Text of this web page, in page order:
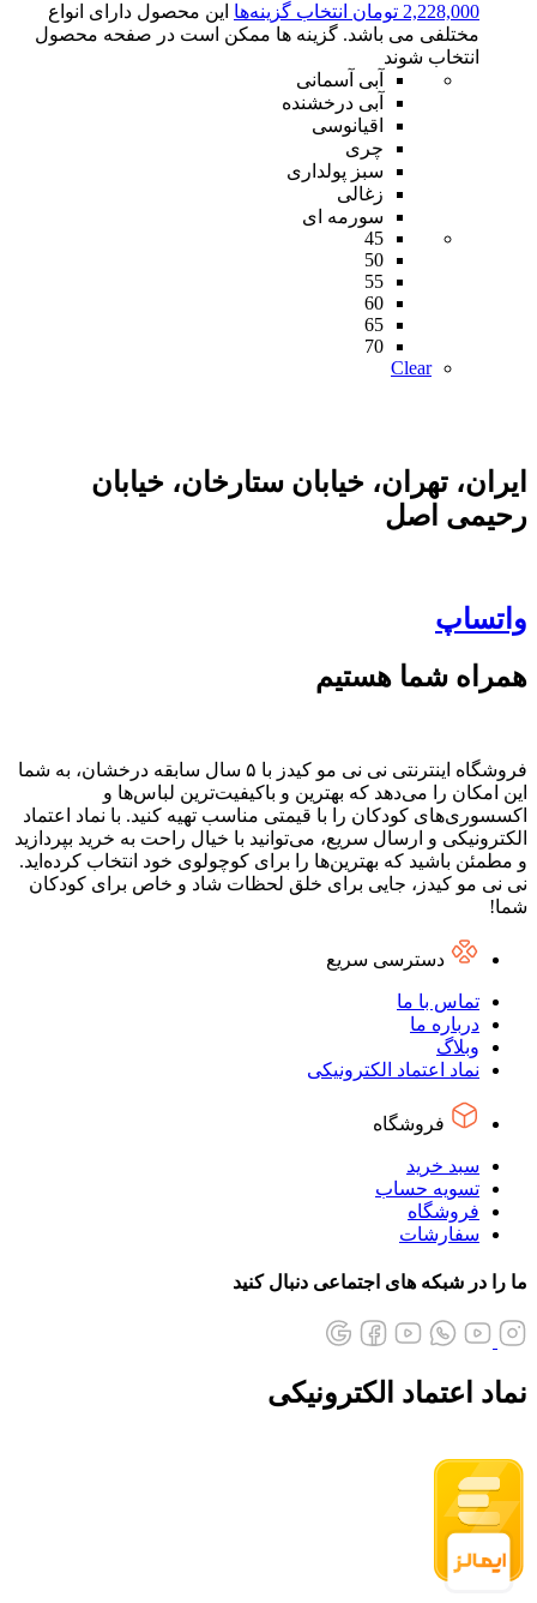
2,228,000 تومان انتخاب گزینه‌ها این محصول دارای انواع
مختلفی می باشد. گزینه ها ممکن است در صفحه محصول
انتخاب شوند
آبی آسمانی
آبی درخشنده
اقیانوسی
چری
سبز پولداری
زغالی
سورمه ای
45
50
55
60
65
70
Clear
ایران، تهران، خیابان ستارخان، خیابان
رحیمی اصل
واتساپ
همراه شما هستیم
فروشگاه اینترنتی نی نی مو کیدز با ۵ سال سابقه درخشان، به شما
این امکان را می‌دهد که بهترین و باکیفیت‌ترین لباس‌ها و
اکسسوری‌های کودکان را با قیمتی مناسب تهیه کنید. با نماد اعتماد
الکترونیکی و ارسال سریع، می‌توانید با خیال راحت به خرید بپردازید
و مطمئن باشید که بهترین‌ها را برای کوچولوی خود انتخاب کرده‌اید.
نی نی مو کیدز، جایی برای خلق لحظات شاد و خاص برای کودکان
شما!
دسترسی سریع
تماس با ما
درباره ما
وبلاگ
نماد اعتماد الکترونیکی
فروشگاه
سبد خرید
تسویه حساب
فروشگاه
سفارشات
ما را در شبکه های اجتماعی دنبال کنید
نماد اعتماد الکترونیکی